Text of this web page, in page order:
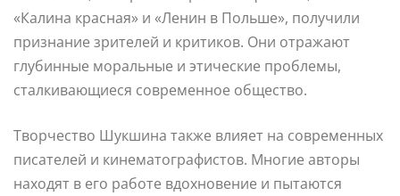
«Калина красная» и «Ленин в Польше», получили
признание зрителей и критиков. Они отражают
глубинные моральные и этические проблемы,
сталкивающиеся современное общество.
Творчество Шукшина также влияет на современных
писателей и кинематографистов. Многие авторы
находят в его работе вдохновение и пытаются